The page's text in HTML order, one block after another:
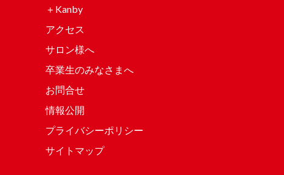
＋Kanby
アクセス
サロン様へ
卒業生のみなさまへ
お問合せ
情報公開
プライバシーポリシー
サイトマップ